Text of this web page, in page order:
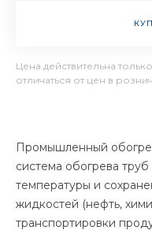
Цена действительна
отличаться от цен в
Промышленный
система обогрева
температуры и
жидкостей (нефть,
транспортировки